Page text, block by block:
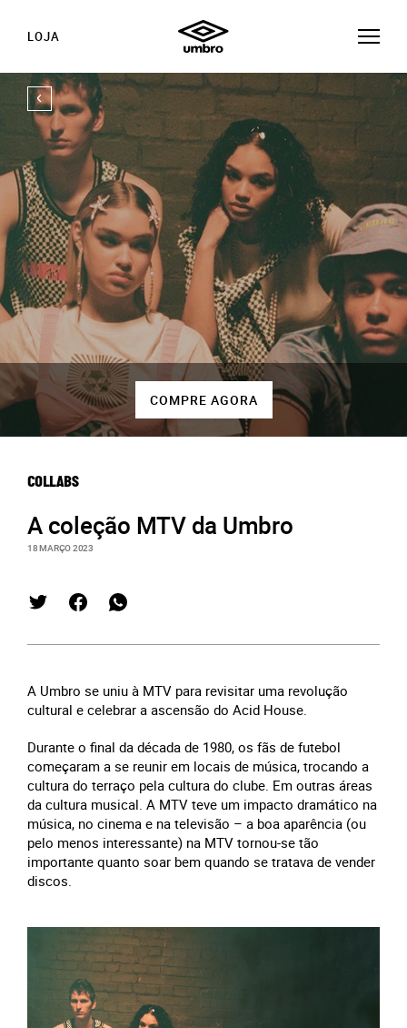
LOJA
COMPRE AGORA
COLLABS
A coleção MTV da Umbro
18 MARÇO 2023
A Umbro se uniu à MTV para revisitar uma revolução
cultural e celebrar a ascensão do Acid House.
Durante o final da década de 1980, os fãs de futebol
começaram a se reunir em locais de música, trocando a
cultura do terraço pela cultura do clube. Em outras áreas
da cultura musical. A MTV teve um impacto dramático na
música, no cinema e na televisão – a boa aparência (ou
pelo menos interessante) na MTV tornou-se tão
importante quanto soar bem quando se tratava de vender
discos.